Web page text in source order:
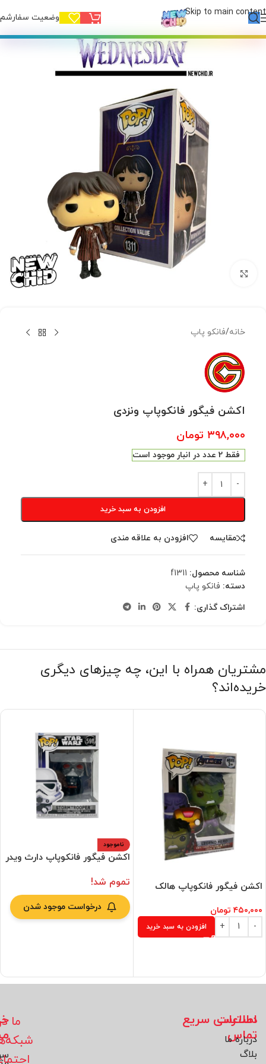
Skip to main content وضعیت
خانه/فانکو پاپ
اکشن فیگور فانکوپاپ ونزدی
۳۹۸,۰۰۰ تومان
فقط 2 عدد در انبار موجود است
افزودن به سبد خرید
مقایسه افزودن به علاقه مندی
شناسه محصول: f1311
دسته: فانکو پاپ
اشتراک گذاری:
مشتریان همراه با این، چه چیزهای دیگری
خریده‌اند؟
اکشن فیگور فانکوپاپ هالک
۴۵۰,۰۰۰ تومان
افزودن به سبد خرید
ناموجود
اکشن فیگور فانکوپاپ دارث ویدر
تموم شد!
درخواست موجود شدن
اطلاعات
تماس
دسترسی سریع
درباره ما
بلاگ
ما